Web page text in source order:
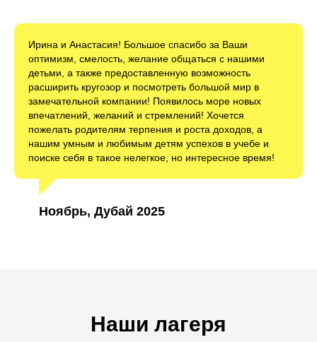
Ирина и Анастасия! Большое спасибо за Ваши
оптимизм, смелость, желание общаться с нашими
детьми, а также предоставленную возможность
расширить кругозор и посмотреть большой мир в
замечательной компании! Появилось море новых
впечатлений, желаний и стремлений! Хочется
пожелать родителям терпения и роста доходов, а
нашим умным и любимым детям успехов в учебе и
поиске себя в такое нелегкое, но интересное время!
Ноябрь, Дубай 2025
Наши лагеря